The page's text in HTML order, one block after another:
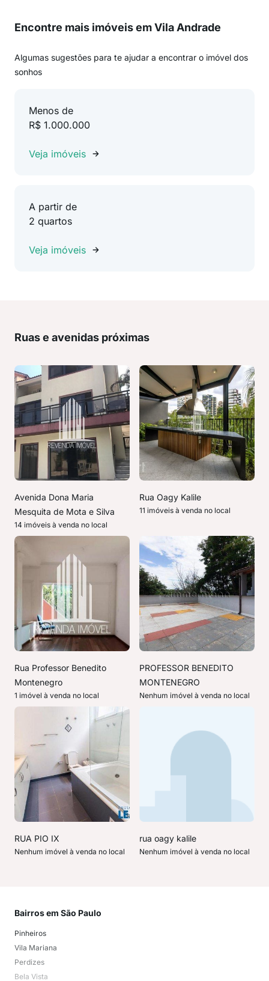
Encontre mais imóveis em Vila Andrade
Algumas sugestões para te ajudar a encontrar o imóvel dos
sonhos
Menos de
R$ 1.000.000
Veja imóveis
A partir de
2 quartos
Veja imóveis
Ruas e avenidas próximas
Avenida Dona Maria
Mesquita de Mota e Silva
14 imóveis à venda no local
Rua Oagy Kalile
11 imóveis à venda no local
Rua Professor Benedito
Montenegro
1 imóvel à venda no local
PROFESSOR BENEDITO
MONTENEGRO
Nenhum imóvel à venda no local
RUA PIO IX
Nenhum imóvel à venda no local
rua oagy kalile
Nenhum imóvel à venda no local
Bairros em São Paulo
Pinheiros
Vila Mariana
Perdizes
Bela Vista